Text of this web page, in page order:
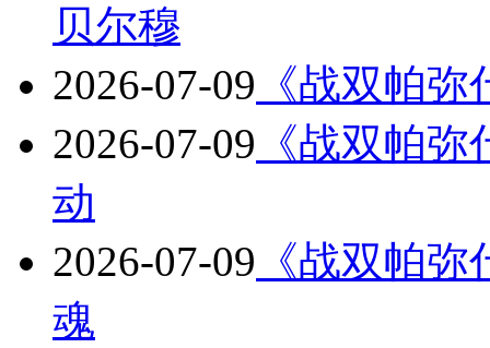
贝尔穆
2026-07-09 《战双帕
2026-07-09 《战双帕
动
2026-07-09 《战双帕
魂